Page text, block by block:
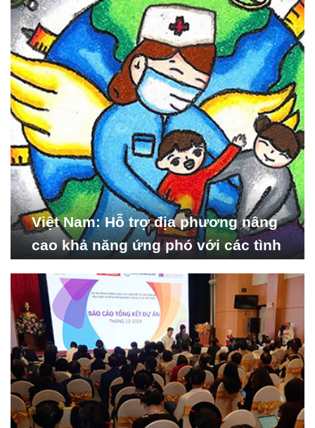
hội_ISDS)
Việt Nam: Hỗ trợ địa phương nâng
cao khả năng ứng phó với các tình